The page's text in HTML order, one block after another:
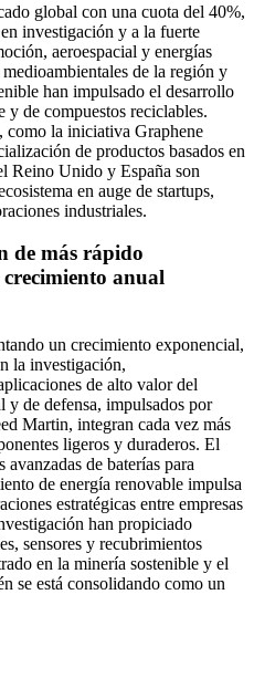
global con una cuota del 40%,
investigación y a la fuerte
aeroespacial y energías
de la región y
han impulsado el desarrollo
de compuestos reciclables.
como la iniciativa Graphene
de productos basados ​​en
Reino Unido y España son
en auge de startups,
industriales.
de más rápido
anual
un crecimiento exponencial,
la investigación,
de alto valor del
y de defensa, impulsados ​​por
Martin, integran cada vez más
ligeros y duraderos. El
de baterías para
de energía renovable impulsa
estratégicas entre empresas
han propiciado
sensores y recubrimientos
en la minería sostenible y el
se está consolidando como un